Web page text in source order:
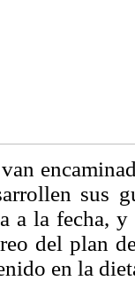
sus
a la fecha,
del plan
en la